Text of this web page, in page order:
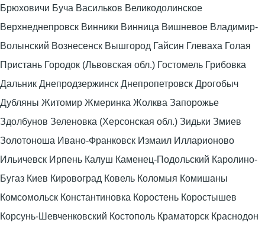
Брюховичи Буча Васильков Великодолинское
Верхнеднепровск Винники Винница Вишневое Владимир-
Волынский Вознесенск Вышгород Гайсин Глеваха Голая
Пристань Городок (Львовская обл.) Гостомель Грибовка
Дальник Днепродзержинск Днепропетровск Дрогобыч
Дубляны Житомир Жмеринка Жолква Запорожье
Здолбунов Зеленовка (Херсонская обл.) Зидьки Змиев
Золотоноша Ивано-Франковск Измаил Илларионово
Ильичевск Ирпень Калуш Каменец-Подольский Каролино-
Бугаз Киев Кировоград Ковель Коломыя Комишаны
Комсомольск Константиновка Коростень Коростышев
Корсунь-Шевченковский Костополь Краматорск Краснодон